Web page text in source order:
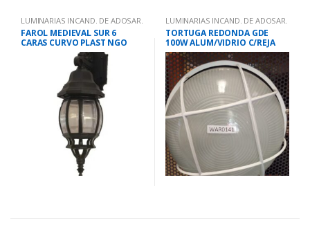
LUMINARIAS INCAND. DE ADOSAR.
FAROL MEDIEVAL SUR 6
CARAS CURVO PLAST NGO
LUMINARIAS INCAND. DE ADOSAR.
TORTUGA REDONDA GDE
100W ALUM/VIDRIO C/REJA
BCO